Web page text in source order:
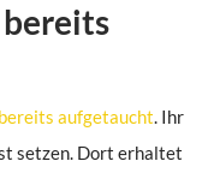
aufgetaucht. Ihr
setzen. Dort erhaltet